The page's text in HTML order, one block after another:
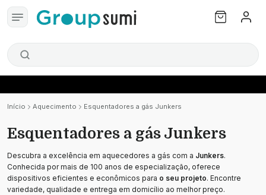
Início Aquecimento Esquentadores a gás Junkers
Esquentadores a gás Junkers
Descubra a excelência em aquecedores a gás com a Junkers.
Conhecida por mais de 100 anos de especialização, oferece
dispositivos eficientes e econômicos para o seu projeto. Encontre
variedade, qualidade e entrega em domicílio ao melhor preço.